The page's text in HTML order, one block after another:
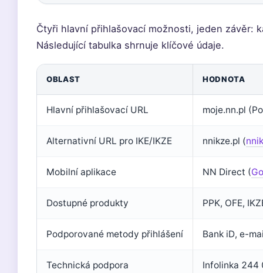
Čtyři hlavní přihlašovací možnosti, jeden závěr:
Následující tabulka shrnuje klíčové údaje.
OBLAST HODNOTA
Hlavní přihlašovací URL moje.nn.pl
Alternativní URL pro IKE/IKZE nnikze.pl (
Mobilní aplikace NN Direct (
Dostupné produkty PPK, OFE,
Podporované metody přihlášení Bank iD, e-
Technická podpora Infolinka 244